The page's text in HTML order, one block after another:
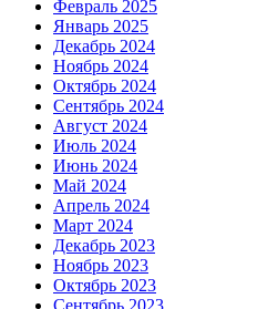
Февраль 2025
Январь 2025
Декабрь 2024
Ноябрь 2024
Октябрь 2024
Сентябрь 2024
Август 2024
Июль 2024
Июнь 2024
Май 2024
Апрель 2024
Март 2024
Декабрь 2023
Ноябрь 2023
Октябрь 2023